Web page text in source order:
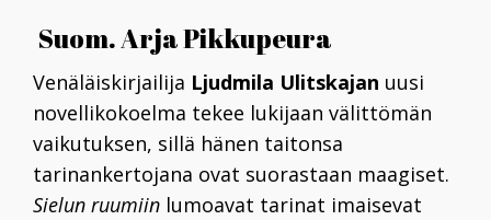
Suom. Arja Pikkupeura
Venäläiskirjailija Ljudmila Ulitskajan uusi
novellikokoelma tekee lukijaan välittömän
vaikutuksen, sillä hänen taitonsa
tarinankertojana ovat suorastaan maagiset.
Sielun ruumiin lumoavat tarinat imaisevat